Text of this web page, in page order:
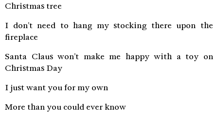
Christmas tree
I don’t need to hang my stocking there upon the
fireplace
Santa Claus won’t make me happy with a toy on
Christmas Day
I just want you for my own
More than you could ever know